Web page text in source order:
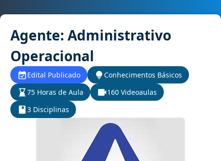
Agente: Administrativo
Operacional
Edital Publicado
Conhecimentos Básicos
75 Horas de Aula
160 Videoaulas
3 Disciplinas